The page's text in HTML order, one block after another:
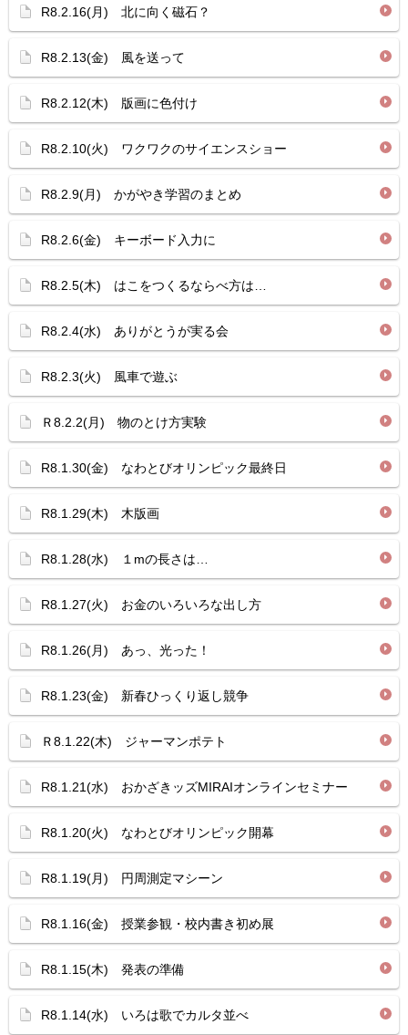
R8.2.16(月) 北に向く磁石？
R8.2.13(金) 風を送って
R8.2.12(木) 版画に色付け
R8.2.10(火) ワクワクのサイエンスショー
R8.2.9(月) かがやき学習のまとめ
R8.2.6(金) キーボード入力に
R8.2.5(木) はこをつくるならべ方は…
R8.2.4(水) ありがとうが実る会
R8.2.3(火) 風車で遊ぶ
Ｒ8.2.2(月) 物のとけ方実験
R8.1.30(金) なわとびオリンピック最終日
R8.1.29(木) 木版画
R8.1.28(水) １mの長さは…
R8.1.27(火) お金のいろいろな出し方
R8.1.26(月) あっ、光った！
R8.1.23(金) 新春ひっくり返し競争
Ｒ8.1.22(木) ジャーマンポテト
R8.1.21(水) おかざきッズMIRAIオンラインセミナー
R8.1.20(火) なわとびオリンピック開幕
R8.1.19(月) 円周測定マシーン
R8.1.16(金) 授業参観・校内書き初め展
R8.1.15(木) 発表の準備
R8.1.14(水) いろは歌でカルタ並べ